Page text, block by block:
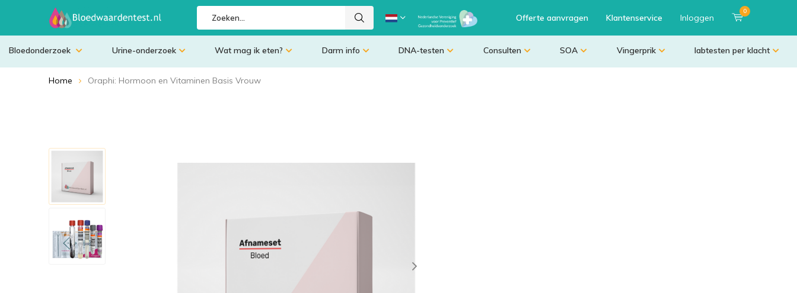
Offerte aanvragen Klantenservice Inloggen
0
Bloedonderzoek Urine-onderzoek Wat mag ik eten? Darm info DNA-testen Consulten SOA Vingerprik labtesten per klacht
Home Oraphi: Hormoon en Vitaminen Basis Vrouw